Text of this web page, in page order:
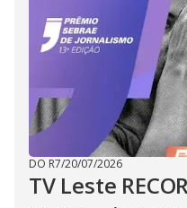
DO R7/20/07/2026
TV Leste